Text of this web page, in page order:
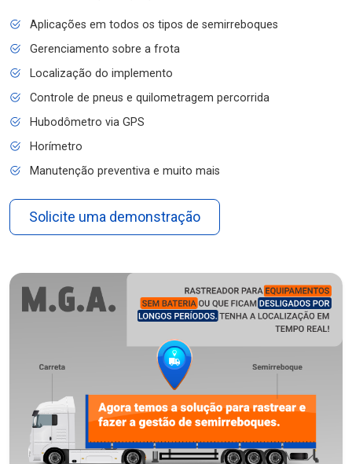
Aplicações em todos os tipos de semirreboques
Gerenciamento sobre a frota
Localização do implemento
Controle de pneus e quilometragem percorrida
Hubodômetro via GPS
Horímetro
Manutenção preventiva e muito mais
Solicite uma demonstração